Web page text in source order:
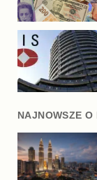
NAJNOWSZE O